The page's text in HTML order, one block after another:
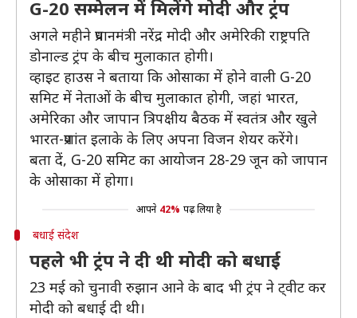
G-20 सम्मेलन में मिलेंगे मोदी और ट्रंप
अगले महीने प्रधानमंत्री नरेंद्र मोदी और अमेरिकी राष्ट्रपति
डोनाल्ड ट्रंप के बीच मुलाकात होगी।
व्हाइट हाउस ने बताया कि ओसाका में होने वाली G-20
समिट में नेताओं के बीच मुलाकात होगी, जहां भारत,
अमेरिका और जापान त्रिपक्षीय बैठक में स्वतंत्र और खुले
भारत-प्रशांत इलाके के लिए अपना विजन शेयर करेंगे।
बता दें, G-20 समिट का आयोजन 28-29 जून को जापान
के ओसाका में होगा।
आपने 42% पढ़ लिया है
बधाई संदेश
पहले भी ट्रंप ने दी थी मोदी को बधाई
23 मई को चुनावी रुझान आने के बाद भी ट्रंप ने ट्वीट कर
मोदी को बधाई दी थी।